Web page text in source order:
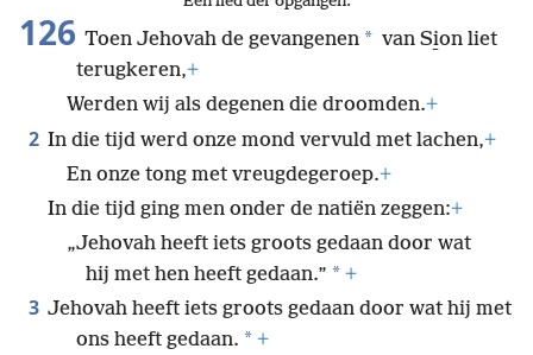
126 Toen Jehovah de gevangenen * van Si̱on liet
terugkeren,+
Werden wij als degenen die droomden.+
2 In die tijd werd onze mond vervuld met lachen,+
En onze tong met vreugdegeroep.+
In die tijd ging men onder de natiën zeggen:+
„Jehovah heeft iets groots gedaan door wat
hij met hen heeft gedaan.” * +
3 Jehovah heeft iets groots gedaan door wat hij met
ons heeft gedaan. * +